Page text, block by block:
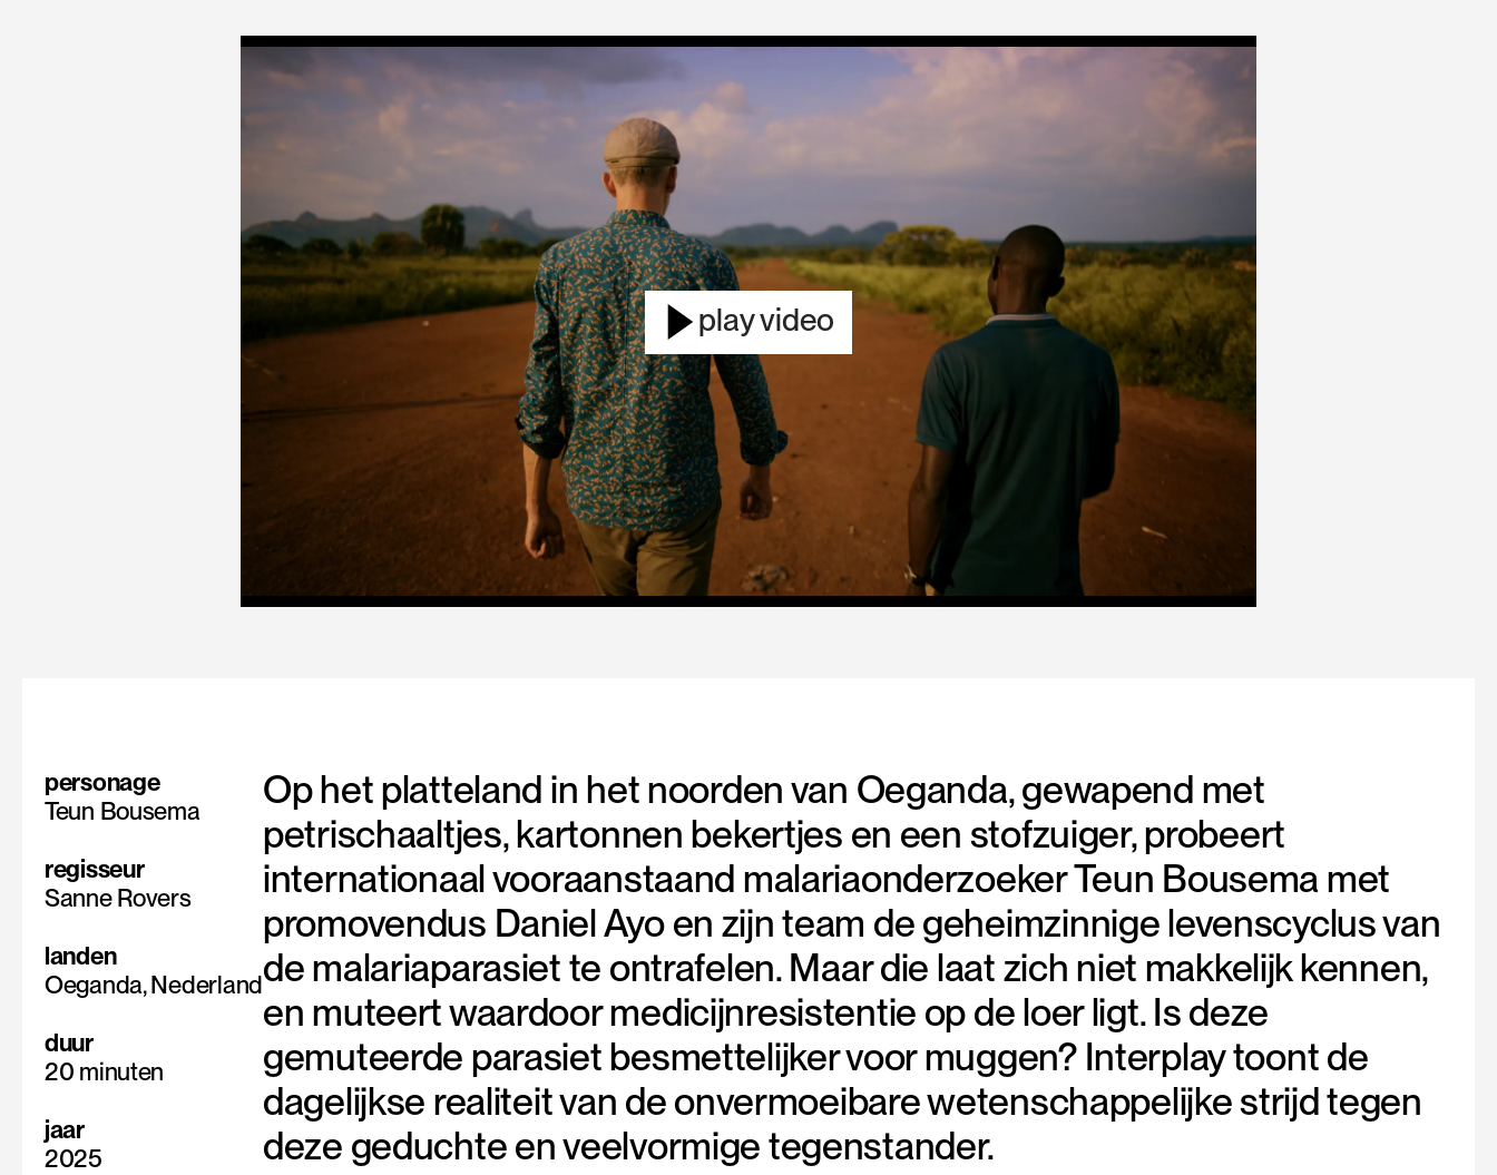
Mute Settings
play video
personage
Teun Bousema
regisseur
Sanne Rovers
landen
Oeganda, Nederland
duur
20 minuten
jaar
2025
Op het platteland in het noorden van Oeganda, gewapend met
petrischaaltjes, kartonnen bekertjes en een stofzuiger, probeert
internationaal vooraanstaand malariaonderzoeker Teun Bousema met
promovendus Daniel Ayo en zijn team de geheimzinnige levenscyclus van
de malariaparasiet te ontrafelen. Maar die laat zich niet makkelijk kennen,
en muteert waardoor medicijnresistentie op de loer ligt. Is deze
gemuteerde parasiet besmettelijker voor muggen? Interplay toont de
dagelijkse realiteit van de onvermoeibare wetenschappelijke strijd tegen
deze geduchte en veelvormige tegenstander.